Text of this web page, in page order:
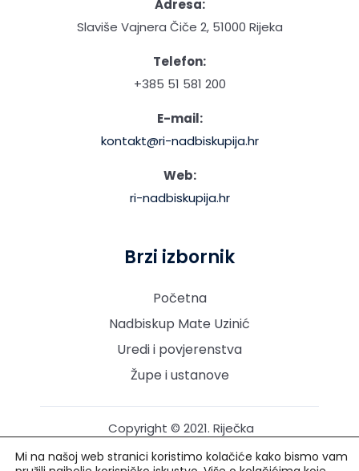
Adresa:
Slaviše Vajnera Čiče 2, 51000 Rijeka
Telefon:
+385 51 581 200
E-mail:
kontakt@ri-nadbiskupija.hr
Web:
ri-nadbiskupija.hr
Brzi izbornik
Početna
Nadbiskup Mate Uzinić
Uredi i povjerenstva
Župe i ustanove
Copyright © 2021. Riječka
nadbiskupija. Sva prava
pridržana.
Mi na našoj web stranici koristimo kolačiće kako bismo vam